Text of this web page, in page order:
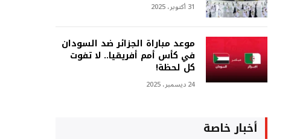
31 أكتوبر، 2025
موعد مباراة الجزائر ضد السودان
في كأس أمم أفريقيا.. لا تفوت
كل لحظة!
24 ديسمبر، 2025
أخبار خاصة